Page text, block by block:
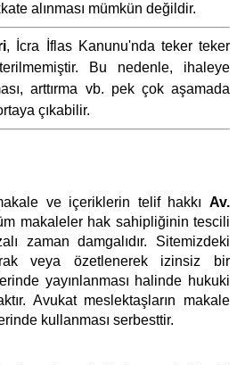
alınması mümkün değildir.
, İcra İflas Kanunu'nda teker teker
Bu nedenle, ihaleye
arttırma vb. pek çok aşamada
çıkabilir.
ve içeriklerin telif hakkı Av.
makaleler hak sahipliğinin tescili
zaman damgalıdır. Sitemizdeki
veya özetlenerek izinsiz bir
yayınlanması halinde hukuki
Avukat meslektaşların makale
kullanması serbesttir.